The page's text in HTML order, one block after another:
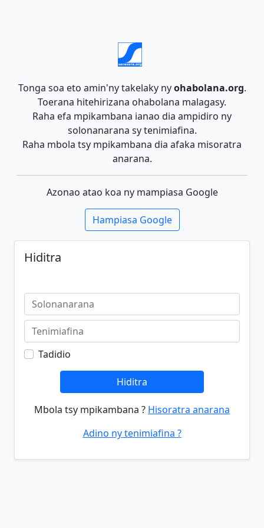
Tonga soa eto amin'ny takelaky nyohabolana.org.
Toerana hitehirizana ohabolana malagasy.
Raha efa mpikambana ianao dia ampidiro ny
solonanarana sy tenimiafina.
Raha mbola tsy mpikambana dia afaka misoratra
anarana.
Azonao atao koa ny mampiasa Google
Hampiasa Google
Hiditra
Tadidio
Hiditra
Mbola tsy mpikambana ? Hisoratra anarana
Adino ny tenimiafina ?